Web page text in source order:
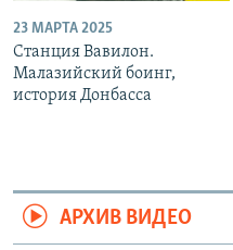
23 МАРТА 2025
Станция Вавилон.
Малазийский боинг,
история Донбасса
АРХИВ ВИДЕО